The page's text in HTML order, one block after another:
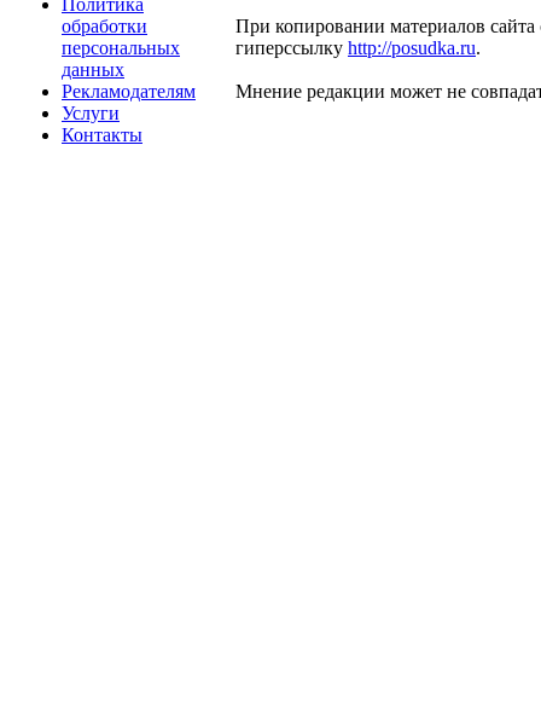
обработки
персональных
данных
Рекламодателям
Услуги
Контакты
При копировании материалов сайта
гиперссылку http://posudka.ru.
Мнение редакции может не